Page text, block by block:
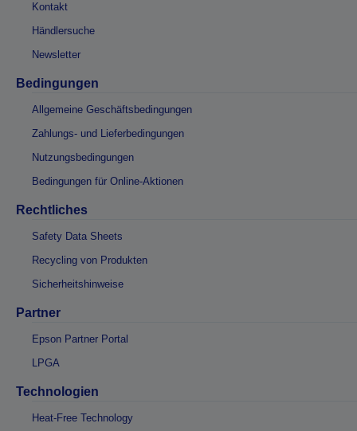
Kontakt
Händlersuche
Newsletter
Bedingungen
Allgemeine Geschäftsbedingungen
Zahlungs- und Lieferbedingungen
Nutzungsbedingungen
Bedingungen für Online-Aktionen
Rechtliches
Safety Data Sheets
Recycling von Produkten
Sicherheitshinweise
Partner
Epson Partner Portal
LPGA
Technologien
Heat-Free Technology